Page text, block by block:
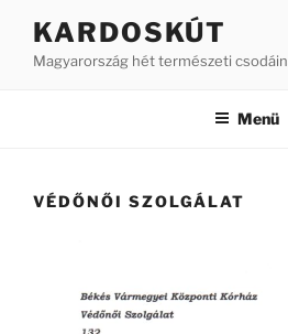
KARDOSKÚT
Magyarország hét természeti
Menü
VÉDŐNŐI SZOLGÁLAT